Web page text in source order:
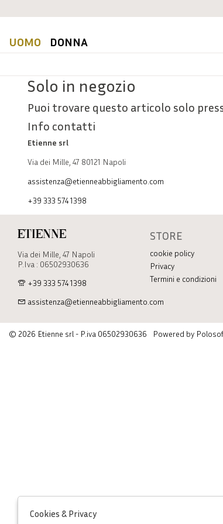
UOMO DONNA
Solo in negozio
Puoi trovare questo articolo solo
Info contatti
Etienne srl
Via dei Mille, 47 80121 Napoli
assistenza@etienneabbigliamento.com
+39 333 574 1398
Etienne
Via dei Mille, 47 Napoli
P.Iva : 06502930636
+39 333 574 1398
assistenza@etienneabbigliamento.com
STORE
cookie policy
Privacy
Termini e condizioni
© 2026 Etienne srl - P.iva 06502930636 Powered by
Cookies & Privacy